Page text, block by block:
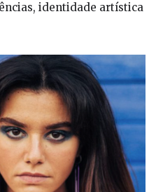
identidade artística e